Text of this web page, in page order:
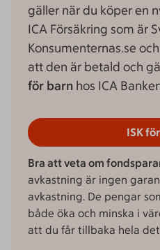
gäller när du köper en
ICA Försäkring som är
Konsumenternas.se
att den är betald och
för barn hos ICA
ISK
Bra att veta om
avkastning är ingen
avkastning. De pengar
både öka och minska i
att du får tillbaka hela